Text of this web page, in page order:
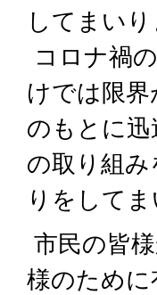
してまいり
コロナ禍
けでは限
のもとに
の取り組
りをしてま
市民の皆
様のため